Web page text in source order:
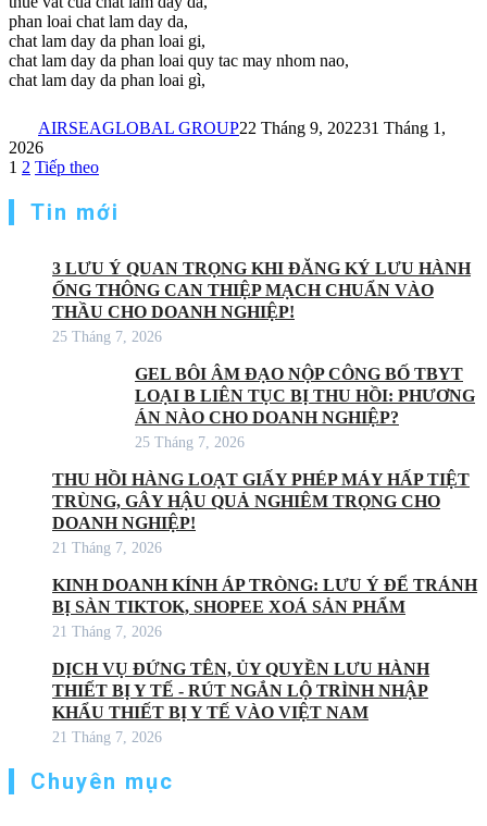
phan loai chat lam day da,
chat lam day da phan loai gi,
chat lam day da phan loai quy tac may nhom nao,
chat lam day da phan loai gì,
AIRSEAGLOBAL GROUP22 Tháng 9, 202231 Tháng 1,
2026
Phân
trang
bài
1 2 Tiếp theo
Tin mới
3 LƯU Ý QUAN TRỌNG KHI ĐĂNG KÝ LƯU HÀNH
ỐNG THÔNG CAN THIỆP MẠCH CHUẨN VÀO
THẦU CHO DOANH NGHIỆP!
25 Tháng 7, 2026
GEL BÔI ÂM ĐẠO NỘP CÔNG BỐ TBYT
LOẠI B LIÊN TỤC BỊ THU HỒI: PHƯƠNG
ÁN NÀO CHO DOANH NGHIỆP?
25 Tháng 7, 2026
THU HỒI HÀNG LOẠT GIẤY PHÉP MÁY HẤP TIỆT
TRÙNG, GÂY HẬU QUẢ NGHIÊM TRỌNG CHO
DOANH NGHIỆP!
21 Tháng 7, 2026
KINH DOANH KÍNH ÁP TRÒNG: LƯU Ý ĐỂ TRÁNH
BỊ SÀN TIKTOK, SHOPEE XOÁ SẢN PHẨM
21 Tháng 7, 2026
DỊCH VỤ ĐỨNG TÊN, ỦY QUYỀN LƯU HÀNH
THIẾT BỊ Y TẾ - RÚT NGẮN LỘ TRÌNH NHẬP
KHẨU THIẾT BỊ Y TẾ VÀO VIỆT NAM
21 Tháng 7, 2026
Chuyên mục